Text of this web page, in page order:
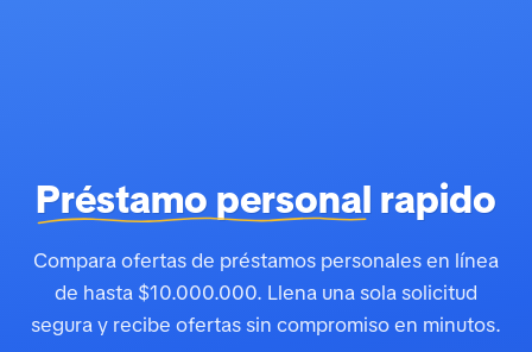
Préstamo personal rapido
Compara ofertas de préstamos personales en línea
de hasta $10.000.000. Llena una sola solicitud
segura y recibe ofertas sin compromiso en minutos.